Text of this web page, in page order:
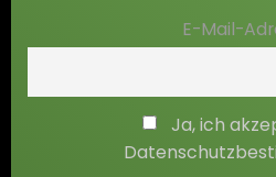
E-Mail-
Ja, ich